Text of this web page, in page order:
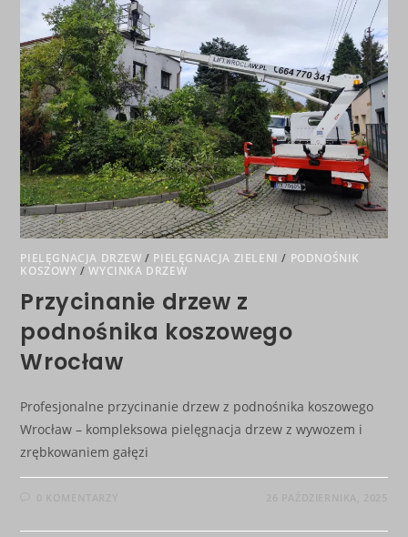
PIELĘGNACJA DRZEW / PIELĘGNACJA ZIELENI / PODNOŚNIK
KOSZOWY /WYCINKA DRZEW
Przycinanie drzew z
podnośnika koszowego
Wrocław
Profesjonalne przycinanie drzew z podnośnika koszowego
Wrocław – kompleksowa pielęgnacja drzew z wywozem i
zrębkowaniem gałęzi